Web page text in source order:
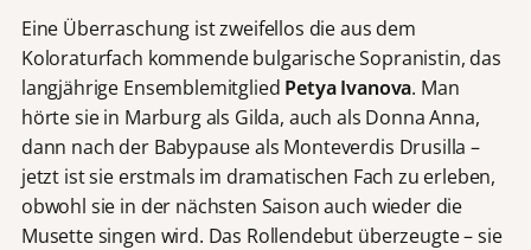
Eine Überraschung ist zweifellos die aus dem
Koloraturfach kommende bulgarische Sopranistin, das
langjährige Ensemblemitglied Petya Ivanova. Man
hörte sie in Marburg als Gilda, auch als Donna Anna,
dann nach der Babypause als Monteverdis Drusilla –
jetzt ist sie erstmals im dramatischen Fach zu erleben,
obwohl sie in der nächsten Saison auch wieder die
Musette singen wird. Das Rollendebut überzeugte – sie